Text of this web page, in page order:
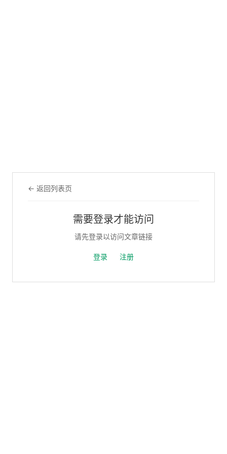
← 返回列表页
需要登录才能访问
请先登录以访问文章链接
登录 注册